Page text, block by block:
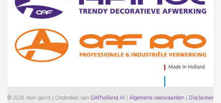
© 2026 Non-paint | Onderdeel van OAFholland.nl Algemene voorwaarden Disclaimer